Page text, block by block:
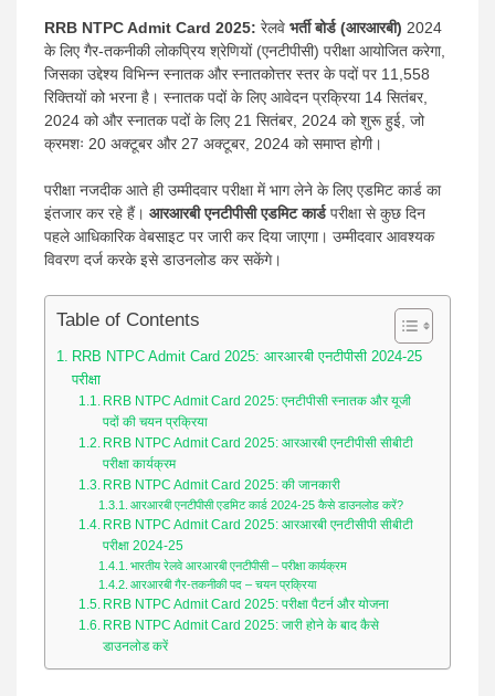
Latest
Hindi
News
RRB NTPC Admit Card 2025: रेलवे भर्ती बोर्ड (आरआरबी) 2024
के लिए गैर-तकनीकी लोकप्रिय श्रेणियों (एनटीपीसी) परीक्षा आयोजित करेगा,
जिसका उद्देश्य विभिन्न स्नातक और स्नातकोत्तर स्तर के पदों पर 11,558
रिक्तियों को भरना है। स्नातक पदों के लिए आवेदन प्रक्रिया 14 सितंबर,
2024 को और स्नातक पदों के लिए 21 सितंबर, 2024 को शुरू हुई, जो
क्रमशः 20 अक्टूबर और 27 अक्टूबर, 2024 को समाप्त होगी।
परीक्षा नजदीक आते ही उम्मीदवार परीक्षा में भाग लेने के लिए एडमिट कार्ड का
इंतजार कर रहे हैं। आरआरबी एनटीपीसी एडमिट कार्डपरीक्षा से कुछ दिन
पहले आधिकारिक वेबसाइट पर जारी कर दिया जाएगा। उम्मीदवार आवश्यक
विवरण दर्ज करके इसे डाउनलोड कर सकेंगे।
Table of Contents
RRB NTPC Admit Card 2025: आरआरबी एनटीपीसी 2024-25
परीक्षा
RRB NTPC Admit Card 2025: एनटीपीसी स्नातक और यूजी
पदों की चयन प्रक्रिया
RRB NTPC Admit Card 2025: आरआरबी एनटीपीसी सीबीटी
परीक्षा कार्यक्रम
RRB NTPC Admit Card 2025: की जानकारी
आरआरबी एनटीपीसी एडमिट कार्ड 2024-25 कैसे डाउनलोड करें?
RRB NTPC Admit Card 2025: आरआरबी एनटीसीपी सीबीटी
परीक्षा 2024-25
भारतीय रेलवे आरआरबी एनटीपीसी – परीक्षा कार्यक्रम
आरआरबी गैर-तकनीकी पद – चयन प्रक्रिया
RRB NTPC Admit Card 2025: परीक्षा पैटर्न और योजना
RRB NTPC Admit Card 2025: जारी होने के बाद कैसे
डाउनलोड करें